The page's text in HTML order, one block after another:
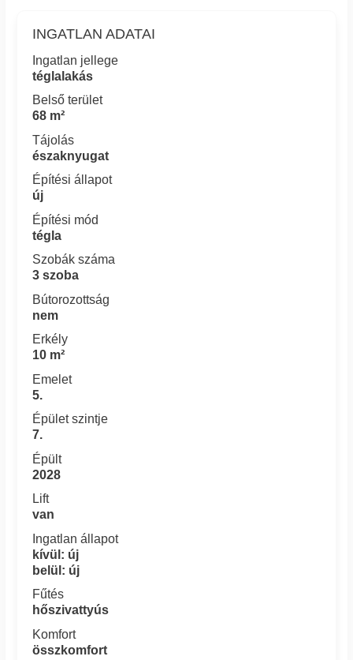
INGATLAN ADATAI
Ingatlan jellege
téglalakás
Belső terület
68 m²
Tájolás
északnyugat
Építési állapot
új
Építési mód
tégla
Szobák száma
3 szoba
Bútorozottság
nem
Erkély
10 m²
Emelet
5.
Épület szintje
7.
Épült
2028
Lift
van
Ingatlan állapot
kívül: új
belül: új
Fűtés
hőszivattyús
Komfort
összkomfort